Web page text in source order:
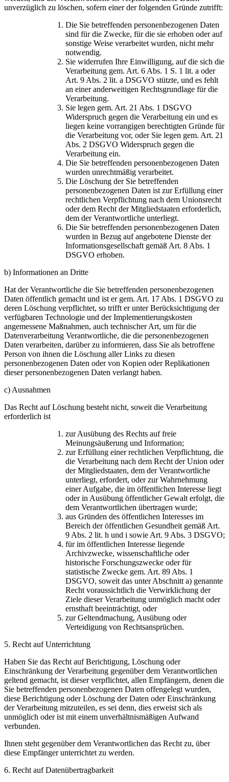
unverzüglich zu löschen, sofern einer der folgenden Gründe zutrifft:
Die Sie betreffenden personenbezogenen Daten
sind für die Zwecke, für die sie erhoben oder auf
sonstige Weise verarbeitet wurden, nicht mehr
notwendig.
Sie widerrufen Ihre Einwilligung, auf die sich die
Verarbeitung gem. Art. 6 Abs. 1 S. 1 lit. a oder
Art. 9 Abs. 2 lit. a DSGVO stützte, und es fehlt
an einer anderweitigen Rechtsgrundlage für die
Verarbeitung.
Sie legen gem. Art. 21 Abs. 1 DSGVO
Widerspruch gegen die Verarbeitung ein und es
liegen keine vorrangigen berechtigten Gründe für
die Verarbeitung vor, oder Sie legen gem. Art. 21
Abs. 2 DSGVO Widerspruch gegen die
Verarbeitung ein.
Die Sie betreffenden personenbezogenen Daten
wurden unrechtmäßig verarbeitet.
Die Löschung der Sie betreffenden
personenbezogenen Daten ist zur Erfüllung einer
rechtlichen Verpflichtung nach dem Unionsrecht
oder dem Recht der Mitgliedstaaten erforderlich,
dem der Verantwortliche unterliegt.
Die Sie betreffenden personenbezogenen Daten
wurden in Bezug auf angebotene Dienste der
Informationsgesellschaft gemäß Art. 8 Abs. 1
DSGVO erhoben.
b) Informationen an Dritte
Hat der Verantwortliche die Sie betreffenden personenbezogenen
Daten öffentlich gemacht und ist er gem. Art. 17 Abs. 1 DSGVO zu
deren Löschung verpflichtet, so trifft er unter Berücksichtigung der
verfügbaren Technologie und der Implementierungskosten
angemessene Maßnahmen, auch technischer Art, um für die
Datenverarbeitung Verantwortliche, die die personenbezogenen
Daten verarbeiten, darüber zu informieren, dass Sie als betroffene
Person von ihnen die Löschung aller Links zu diesen
personenbezogenen Daten oder von Kopien oder Replikationen
dieser personenbezogenen Daten verlangt haben.
c) Ausnahmen
Das Recht auf Löschung besteht nicht, soweit die Verarbeitung
erforderlich ist
zur Ausübung des Rechts auf freie
Meinungsäußerung und Information;
zur Erfüllung einer rechtlichen Verpflichtung, die
die Verarbeitung nach dem Recht der Union oder
der Mitgliedstaaten, dem der Verantwortliche
unterliegt, erfordert, oder zur Wahrnehmung
einer Aufgabe, die im öffentlichen Interesse liegt
oder in Ausübung öffentlicher Gewalt erfolgt, die
dem Verantwortlichen übertragen wurde;
aus Gründen des öffentlichen Interesses im
Bereich der öffentlichen Gesundheit gemäß Art.
9 Abs. 2 lit. h und i sowie Art. 9 Abs. 3 DSGVO;
für im öffentlichen Interesse liegende
Archivzwecke, wissenschaftliche oder
historische Forschungszwecke oder für
statistische Zwecke gem. Art. 89 Abs. 1
DSGVO, soweit das unter Abschnitt a) genannte
Recht voraussichtlich die Verwirklichung der
Ziele dieser Verarbeitung unmöglich macht oder
ernsthaft beeinträchtigt, oder
zur Geltendmachung, Ausübung oder
Verteidigung von Rechtsansprüchen.
5. Recht auf Unterrichtung
Haben Sie das Recht auf Berichtigung, Löschung oder
Einschränkung der Verarbeitung gegenüber dem Verantwortlichen
geltend gemacht, ist dieser verpflichtet, allen Empfängern, denen die
Sie betreffenden personenbezogenen Daten offengelegt wurden,
diese Berichtigung oder Löschung der Daten oder Einschränkung
der Verarbeitung mitzuteilen, es sei denn, dies erweist sich als
unmöglich oder ist mit einem unverhältnismäßigen Aufwand
verbunden.
Ihnen steht gegenüber dem Verantwortlichen das Recht zu, über
diese Empfänger unterrichtet zu werden.
6. Recht auf Datenübertragbarkeit